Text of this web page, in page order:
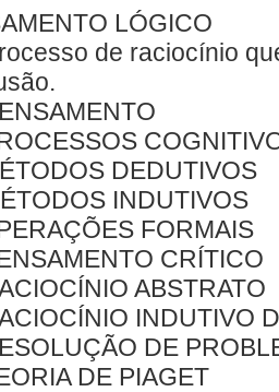
LÓGICO
de raciocínio
DEDUTIVOS
INDUTIVOS
FORMAIS
CRÍTICO
ABSTRATO
INDUTIVO
DE
DE PIAGET